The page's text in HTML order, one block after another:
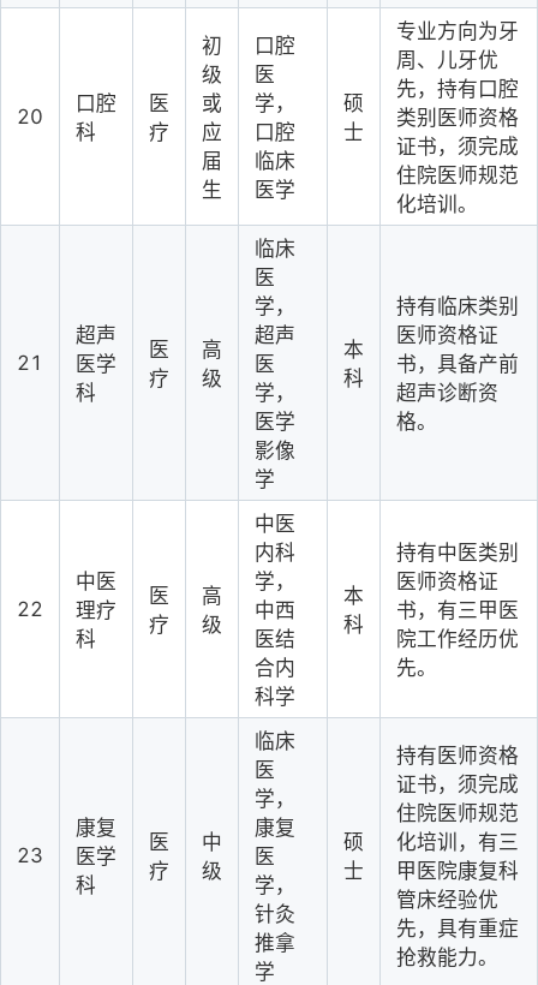
20
口腔
科
医
疗
初
级
或
应
届
生
口腔
医
学，
口腔
临床
医学
硕
士
专业方向为牙
周、儿牙优
先，持有口腔
类别医师资格
证书，须完成
住院医师规范
化培训。
21
超声
医学
科
医
疗
高
级
临床
医
学，
超声
医
学，
医学
影像
学
本
科
持有临床类别
医师资格证
书，具备产前
超声诊断资
格。
22
中医
理疗
科
医
疗
高
级
中医
内科
学，
中西
医结
合内
科学
本
科
持有中医类别
医师资格证
书，有三甲医
院工作经历优
先。
23
康复
医学
科
医
疗
中
级
临床
医
学，
康复
医
学，
针灸
推拿
学
硕
士
持有医师资格
证书，须完成
住院医师规范
化培训，有三
甲医院康复科
管床经验优
先，具有重症
抢救能力。